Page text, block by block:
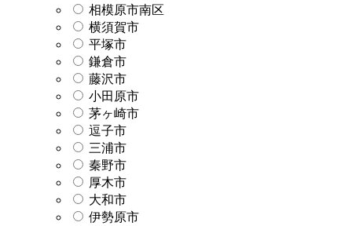
相模原市南区
横須賀市
平塚市
鎌倉市
藤沢市
小田原市
茅ヶ崎市
逗子市
三浦市
秦野市
厚木市
大和市
伊勢原市